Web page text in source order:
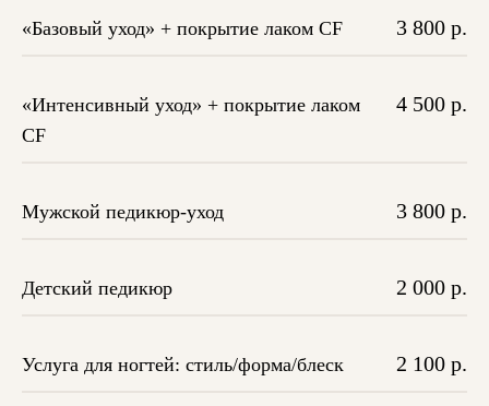
«Базовый уход» + покрытие лаком CF 3 800 р.
«Интенсивный уход» + покрытие лаком
CF
4 500 р.
Мужской педикюр-уход 3 800 р.
Детский педикюр 2 000 р.
Услуга для ногтей: стиль/форма/блеск 2 100 р.